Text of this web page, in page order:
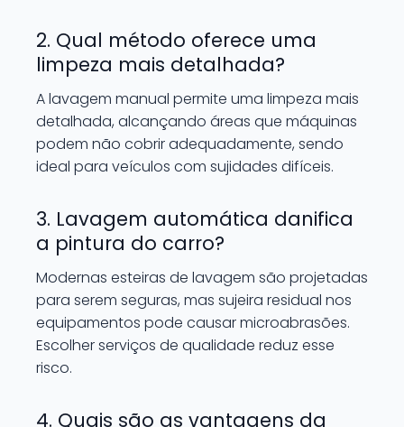
2. Qual método oferece uma
limpeza mais detalhada?
A lavagem manual permite uma limpeza mais
detalhada, alcançando áreas que máquinas
podem não cobrir adequadamente, sendo
ideal para veículos com sujidades difíceis.
3. Lavagem automática danifica
a pintura do carro?
Modernas esteiras de lavagem são projetadas
para serem seguras, mas sujeira residual nos
equipamentos pode causar microabrasões.
Escolher serviços de qualidade reduz esse
risco.
4. Quais são as vantagens da